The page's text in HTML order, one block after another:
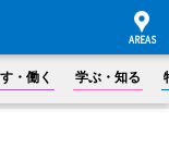
・働く 学ぶ・知る